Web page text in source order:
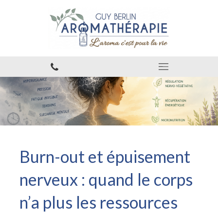
Burn-out et épuisement
nerveux : quand le corps
n’a plus les ressources